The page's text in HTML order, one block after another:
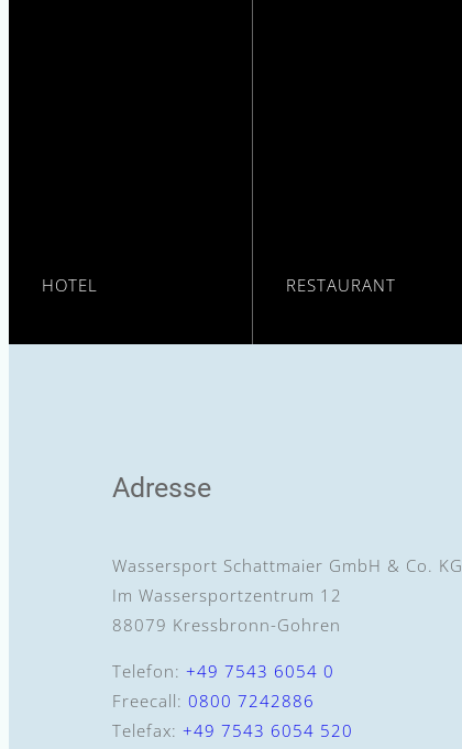
HOTEL RESTAURANT
Adresse
Wassersport Schattmaier GmbH & Co. KG
Im Wassersportzentrum 12
88079 Kressbronn-Gohren
Telefon: +49 7543 6054 0
Freecall: 0800 7242886
Telefax: +49 7543 6054 520